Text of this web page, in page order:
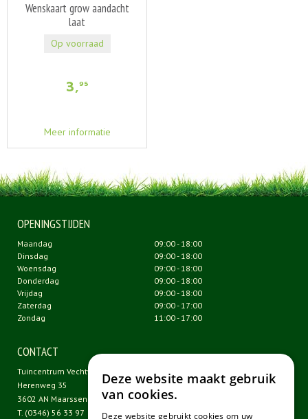
Wenskaart grow aandacht
laat
3,95
Meer informatie
Op voorraad
OPENINGSTIJDEN
Maandag
09:00 - 18:00
Dinsdag
09:00 - 18:00
Woensdag
09:00 - 18:00
Donderdag
09:00 - 18:00
Vrijdag
09:00 - 18:00
Zaterdag
09:00 - 17:00
Zondag
11:00 - 17:00
CONTACT
Tuincentrum Vechtweelde
Herenweg 35
3602 AN Maarssen
T. (0346) 56 33 97
Deze website maakt gebruik
van cookies.
Deze website gebruikt cookies om uw